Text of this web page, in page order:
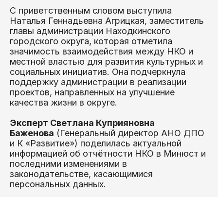
С приветственным словом выступила
Наталья Геннадьевна Агрицкая, заместитель
главы администрации Находкинского
городского округа, которая отметила
значимость взаимодействия между НКО и
местной властью для развития культурных и
социальных инициатив. Она подчеркнула
поддержку администрации в реализации
проектов, направленных на улучшение
качества жизни в округе.
Эксперт Светлана Куприяновна
Баженова (Генеральный директор АНО ДПО
и К «Развитие») поделилась актуальной
информацией об отчётности НКО в Минюст и
последними изменениями в
законодательстве, касающимися
персональных данных.